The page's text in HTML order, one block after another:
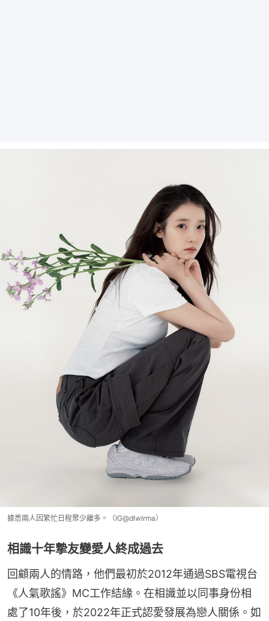
據悉兩人因繁忙日程聚少離多。（IG@dlwlrma）
相識十年摯友變愛人終成過去
回顧兩人的情路，他們最初於2012年通過SBS電視台
《人氣歌謠》MC工作結緣。在相識並以同事身份相
處了10年後，於2022年正式認愛發展為戀人關係。如